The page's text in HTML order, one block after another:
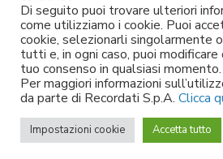
Le informazioni contenute in questa
informativo e non sostituiscono in
consiglio del
Recordati S.p.A. – Partita IVA:
Cookie Policy
Di seguito puoi trovare ulteriori
come utilizziamo i cookie. Puoi
cookie, selezionarli singolarmente
tutti e, in ogni caso, puoi modificare
tuo consenso in qualsiasi momento.
Per maggiori informazioni
da parte di Recordati S.p.A. Clicca
Impostazioni cookie Accetta tutto